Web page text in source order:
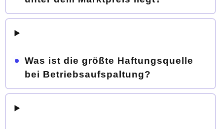
Was ist die größte Haftungsquelle
bei Betriebsaufspaltung?